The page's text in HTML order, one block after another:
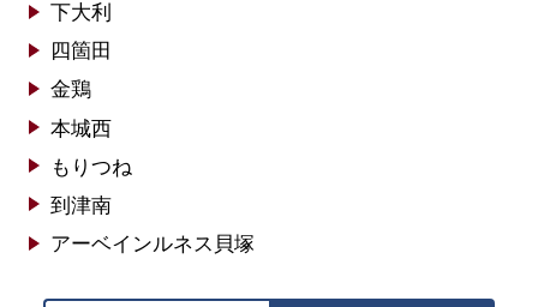
下大利
四箇田
金鶏
本城西
もりつね
到津南
アーベインルネス貝塚